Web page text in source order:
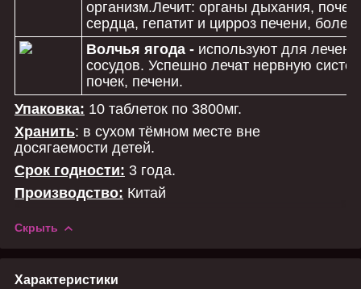
организм.Лечит: органы дыхания,
сердца, гепатит и цирроз печени,
Волчья ягода - используют для
сосудов. Успешно лечат нервную
почек, печени.
Упаковка: 10 таблеток по 3800мг.
Хранить: в сухом тёмном месте вне
досягаемости детей.
Срок годности: 3 года.
Производство: Китай
Скрыть
Характеристики